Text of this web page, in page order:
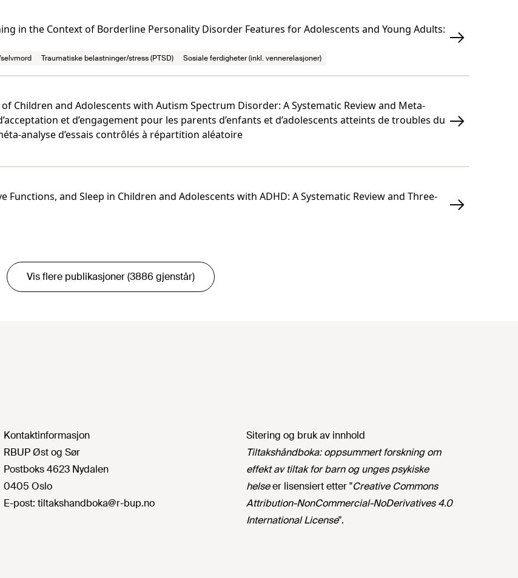
in the Context of Borderline Personality Disorder Features for Adolescents and Young Adults:
Traumatiske belastninger/stress (PTSD) Sosiale ferdigheter (inkl. vennerelasjoner)
Children and Adolescents with Autism Spectrum Disorder: A Systematic Review and Meta-
et d’engagement pour les parents d’enfants et d’adolescents atteints de troubles du
analyse d’essais contrôlés à répartition aléatoire
Functions, and Sleep in Children and Adolescents with ADHD: A Systematic Review and Three-
Vis flere publikasjoner (3886 gjenstår)
Kontaktinformasjon
RBUP Øst og Sør
Postboks 4623 Nydalen
0405 Oslo
E-post: tiltakshandboka@r-bup.no
Sitering og bruk av innhold
Tiltakshåndboka: oppsummert forskning om
effekt av tiltak for barn og unges psykiske
helseer lisensiert etter "Creative Commons
Attribution-NonCommercial-NoDerivatives 4.0
International License".